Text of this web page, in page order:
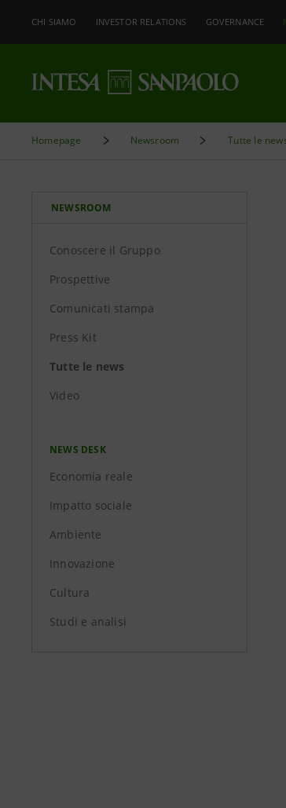
CHI SIAMO INVESTOR RELATIONS GOVERNANCE
Homepage Newsroom Tutte le
NEWSROOM
Conoscere il Gruppo
Prospettive
Comunicati stampa
Press Kit
Tutte le news
Video
NEWS DESK
Economia reale
Impatto sociale
Ambiente
Innovazione
Cultura
Studi e analisi